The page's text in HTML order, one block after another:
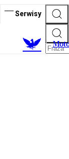
Serwisy
M